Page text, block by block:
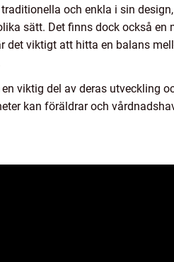
och enkla i sin
sätt. Det finns dock också
det viktigt att hitta en balans
viktig del av deras utveckling
kan föräldrar och